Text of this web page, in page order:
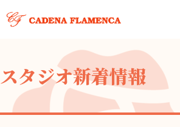
スタジオ新着情報